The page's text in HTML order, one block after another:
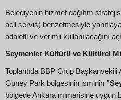
Belediyenin hizmet dağıtım
acil servis) benzetmesiyle
adaletli ve verimli kullanılacağını
Seymenler Kültürü ve Kültürel
Toplantıda BBP Grup Başkanvekili
Güney Park bölgesinin isminin
bölgede Ankara mimarisine uygun